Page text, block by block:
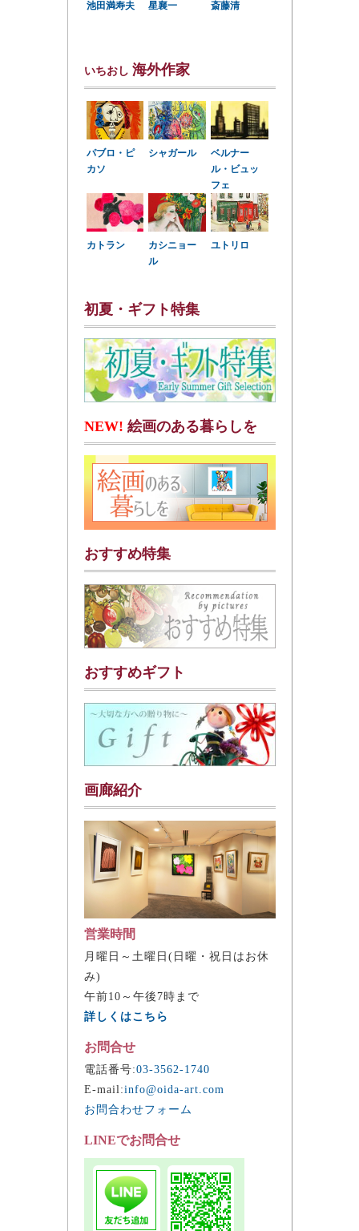
池田満寿夫 星襄一 斎藤清
いちおし 海外作家
パブロ・ピ
カソ
シャガール
ベルナー
ル・ビュッ
フェ
カトラン
カシニョー
ル
ユトリロ
初夏・ギフト特集
NEW! 絵画のある暮らしを
おすすめ特集
おすすめギフト
画廊紹介
営業時間
月曜日～土曜日(日曜・祝日はお休
み)
午前10～午後7時まで
詳しくはこちら
お問合せ
電話番号:03-3562-1740
E-mail:info@oida-art.com
お問合わせフォーム
LINEでお問合せ